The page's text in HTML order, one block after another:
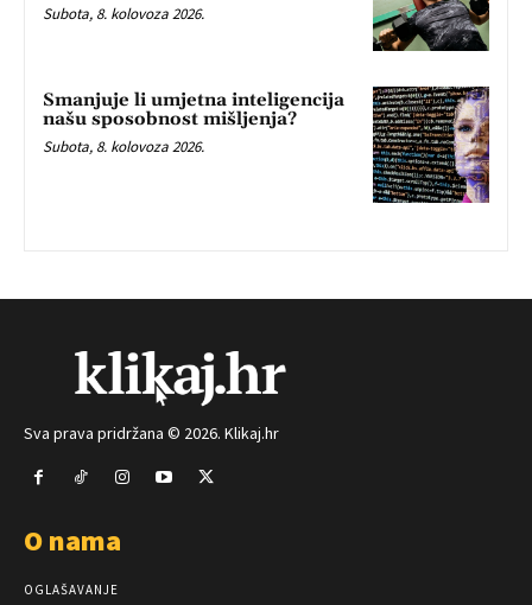
Subota, 8. kolovoza 2026.
Smanjuje li umjetna inteligencija
našu sposobnost mišljenja?
Subota, 8. kolovoza 2026.
Sva prava pridržana © 2026. Klikaj.hr
O nama
OGLAŠAVANJE